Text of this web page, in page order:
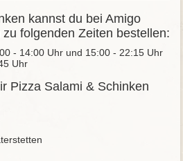
kannst du bei Amigo
folgenden Zeiten bestellen:
- 14:00 Uhr und 15:00 - 22:15 Uhr
Uhr
Pizza Salami & Schinken